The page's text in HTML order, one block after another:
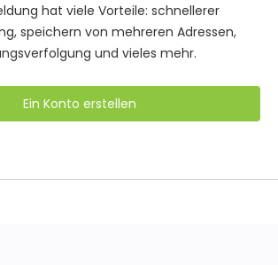
hat viele Vorteile: schnellerer
speichern von mehreren Adressen,
und vieles mehr.
Ein Konto erstellen